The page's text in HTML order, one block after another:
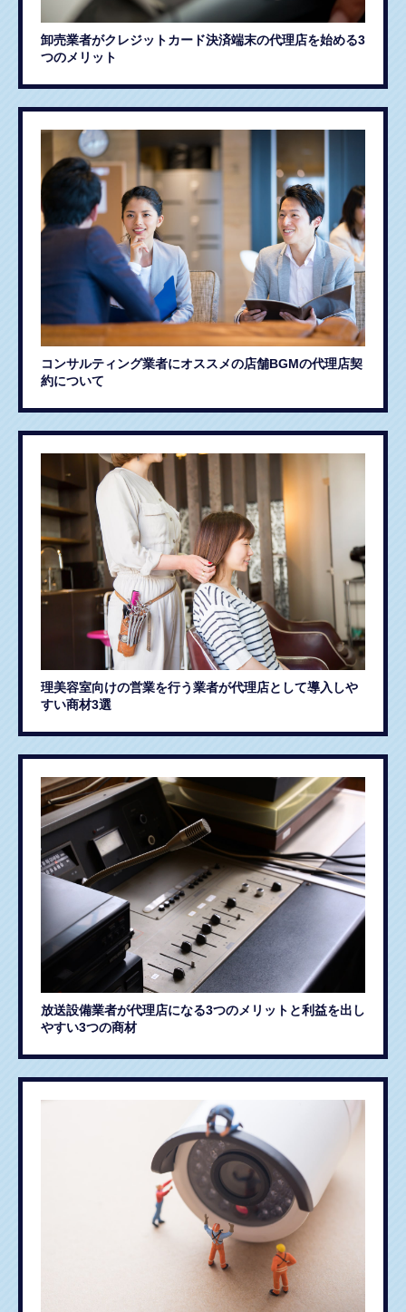
卸売業者がクレジットカード決済端末の代理店を始める3
つのメリット
コンサルティング業者にオススメの店舗BGMの代理店契
約について
理美容室向けの営業を行う業者が代理店として導入しや
すい商材3選
放送設備業者が代理店になる3つのメリットと利益を出し
やすい3つの商材